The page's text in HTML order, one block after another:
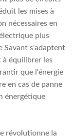
les mises à
nécessaires en
plus
Savant s'adaptent
à équilibrer les
que l'énergie
en cas de panne
énergétique
révolutionne la